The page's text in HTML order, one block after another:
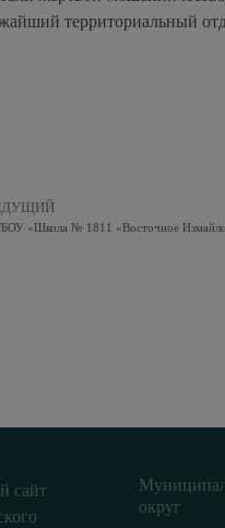
территориальный
сайт
округ